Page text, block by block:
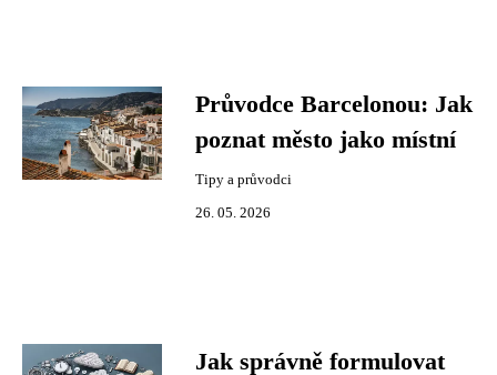
Průvodce Barcelonou: Jak
poznat město jako místní
Tipy a průvodci
26. 05. 2026
Jak správně formulovat